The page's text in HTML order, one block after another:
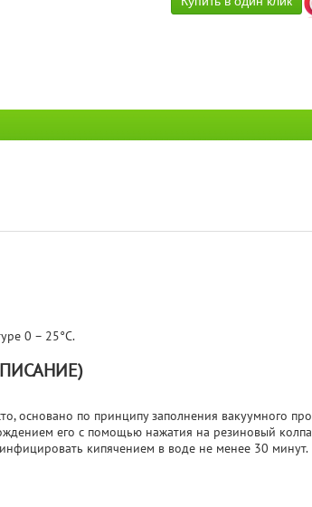
0 – 25°C.
основано по принципу заполнения вакуумного
его с помощью нажатия на резиновый
кипячением в воде не менее 30 минут.